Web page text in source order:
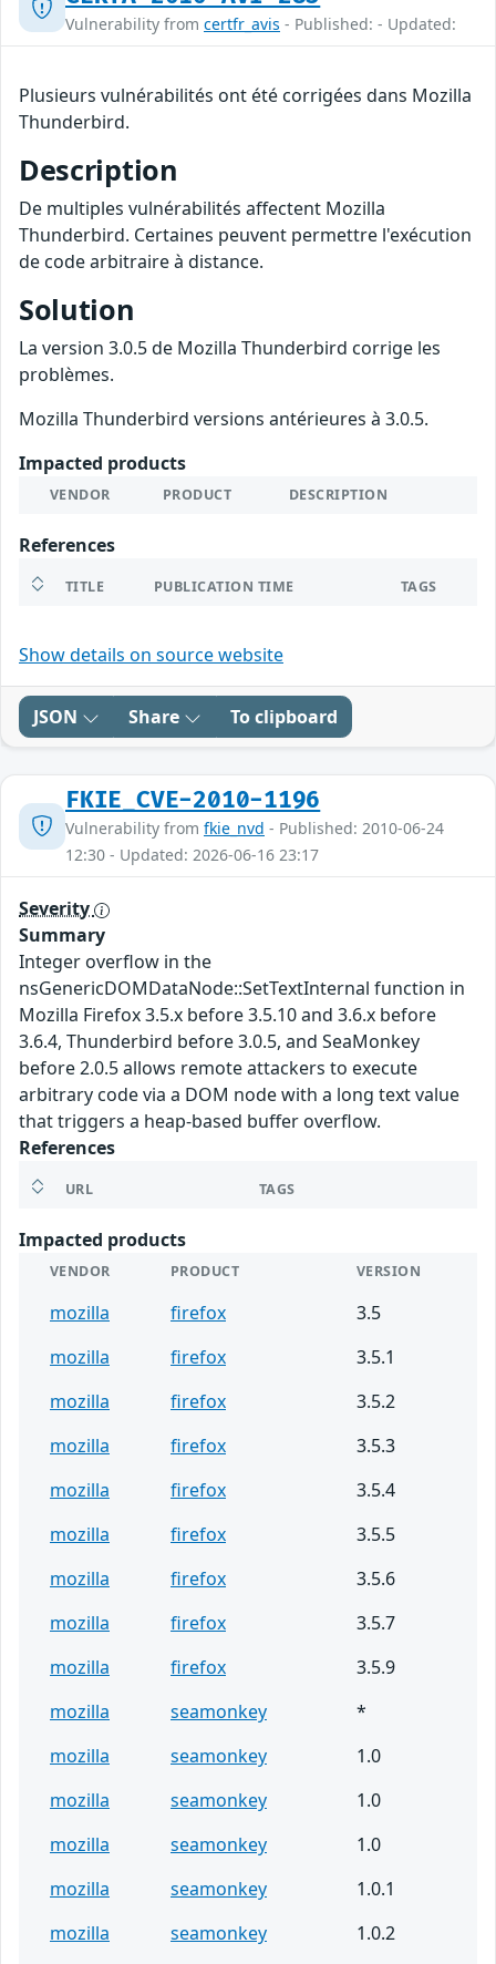
Vulnerability from certfr_avis - Published: - Updated:
Plusieurs vulnérabilités ont été corrigées dans Mozilla
Thunderbird.
Description
De multiples vulnérabilités affectent Mozilla
Thunderbird. Certaines peuvent permettre l'exécution
de code arbitraire à distance.
Solution
La version 3.0.5 de Mozilla Thunderbird corrige les
problèmes.
Mozilla Thunderbird versions antérieures à 3.0.5.
Impacted products
VENDOR PRODUCT DESCRIPTION
References
TITLE PUBLICATION TIME TAGS
Show details on source website
JSON Share To clipboard
FKIE_CVE-2010-1196
Vulnerability from fkie_nvd - Published: 2010-06-24
12:30 - Updated: 2026-06-16 23:17
Severity
Summary
Integer overflow in the
nsGenericDOMDataNode::SetTextInternal function in
Mozilla Firefox 3.5.x before 3.5.10 and 3.6.x before
3.6.4, Thunderbird before 3.0.5, and SeaMonkey
before 2.0.5 allows remote attackers to execute
arbitrary code via a DOM node with a long text value
that triggers a heap-based buffer overflow.
References
URL TAGS
Impacted products
VENDOR PRODUCT VERSION
mozilla firefox
3.5
mozilla
firefox
3.5.1
mozilla
firefox
3.5.2
mozilla
firefox
3.5.3
mozilla
firefox
3.5.4
mozilla
firefox
3.5.5
mozilla
firefox
3.5.6
mozilla
firefox
3.5.7
mozilla
firefox
3.5.9
mozilla
seamonkey
*
mozilla
seamonkey
1.0
mozilla
seamonkey
1.0
mozilla
seamonkey
1.0
mozilla
seamonkey
1.0.1
mozilla
seamonkey
1.0.2